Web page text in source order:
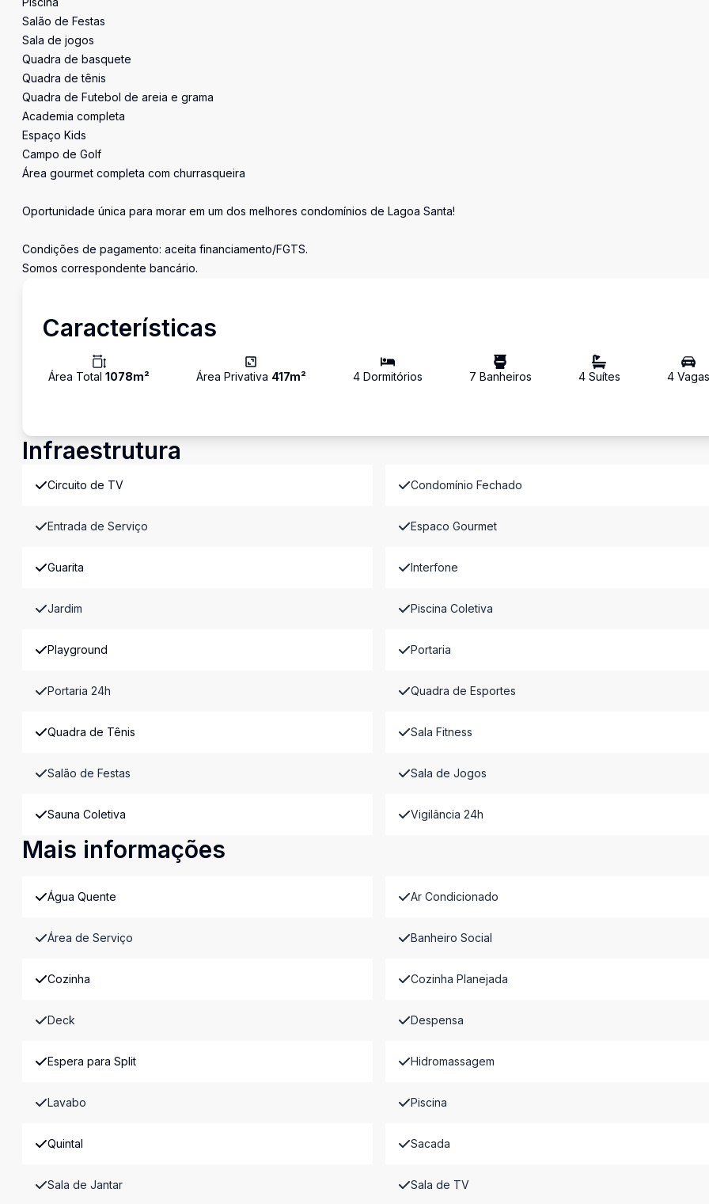
Salão de Festas
Sala de jogos
Quadra de basquete
Quadra de tênis
Quadra de Futebol de areia e grama
Academia completa
Espaço Kids
Campo de Golf
Área gourmet completa com churrasqueira
Oportunidade única para morar em um dos melhores condomínios de Lagoa Santa!
Condições de pagamento: aceita financiamento/FGTS.
Somos correspondente bancário.
Características
Área Total 1078m² Área Privativa 417m² 4Dormitórios 7 Banheiros 4Suítes 4Vagas
Infraestrutura
Circuito de TV Condomínio Fechado
Entrada de Serviço Espaco Gourmet
Guarita Interfone
Jardim Piscina Coletiva
Playground Portaria
Portaria 24h Quadra de Esportes
Quadra de Tênis Sala Fitness
Salão de Festas Sala de Jogos
Sauna Coletiva Vigilância 24h
Mais informações
Água Quente Ar Condicionado
Área de Serviço Banheiro Social
Cozinha Cozinha Planejada
Deck Despensa
Espera para Split Hidromassagem
Lavabo Piscina
Quintal Sacada
Sala de Jantar Sala de TV